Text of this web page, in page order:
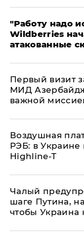
"Работу надо
Wildberries
атакованные
Первый визит
МИД
важной
Воздушная
РЭБ: в Украине
Highline-T
Чалый
шаге Путина,
чтобы Украина